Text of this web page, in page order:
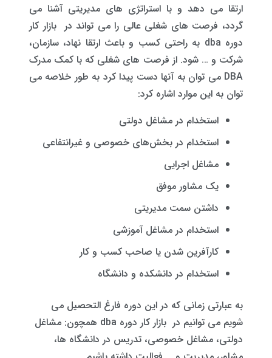
ارتقا می دهد و با استراتژی های مدیریتی آشنا می
گردد، فرصت های شغلی عالی را می تواند در بازار کار
دوره dba به راحتی کسب و باعث ارتقا نهاد، سازمان،
شرکت و … شود. از فرصت های شغلی که با کمک مدرک
DBA می توان به آنها دست پیدا کرد به طور خلاصه می
توان به این موارد اشاره کرد:
استخدام در مشاغل دولتی
استخدام در بخش‌های خصوصی و غیرانتفاعی
مشاغل اجرایی
یک مشاور موفق
داشتن سمت مدیریتی
استخدام در مشاغل آموزشی
کارآفرین شدن یا صاحب کسب و کار
استخدام در دانشکده و دانشگاه
به عبارتی زمانی که در این دوره فارغ التحصیل می
شویم می توانیم در بازار کار دوره dba همچون: مشاغل
دولتی، مشاغل خصوصی، تدریس در دانشگاه ها،